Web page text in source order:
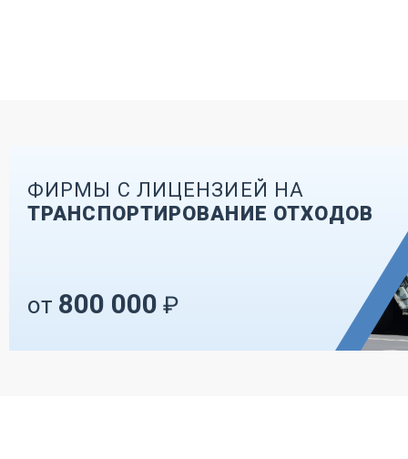
ФИРМЫ С ЛИЦЕНЗИЕЙ НА
ТРАНСПОРТИРОВАНИЕ ОТХОДОВ
от 800 000 ₽